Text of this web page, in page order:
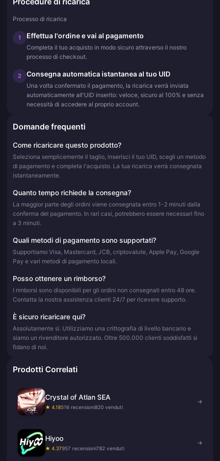
Processo di ricarica
1 Effettua l'ordine e vai al pagamento
Completa il tuo acquisto in modo sicuro attraverso il nostro
processo di checkout.
2 Consegna automatica istantanea al tuo UID
Una volta confermato il pagamento, la ricarica verrà inviata
automaticamente all'UID inserito: veloce, sicuro al 100% e senza
necessità di accedere al proprio account.
Domande frequenti
Come ricaricare questo prodotto?
Seleziona semplicemente il taglio, inserisci il tuo UID, scegli un metodo
di pagamento e completa l'acquisto. La tua ricarica verrà consegnata
istantaneamente.
Quanto tempo richiede la consegna?
La maggior parte degli ordini viene consegnata entro 1-2 minuti dalla
conferma del pagamento. In rari casi, potrebbero essere necessari fino
a 3 minuti.
Quali metodi di pagamento sono supportati?
Supportiamo Visa, Mastercard, JCB, criptovalute, Apple Pay, Google
Pay e vari metodi di pagamento locali.
Posso ottenere un rimborso?
I rimborsi sono disponibili per gli ordini non consegnati entro 48 ore.
Contatta la nostra assistenza clienti 24/7 per ricevere supporto.
È sicuro ricaricare qui?
Assolutamente sì. Utilizziamo una crittografia di livello bancario e
siamo un rivenditore autorizzato. Oltre 500.000 clienti soddisfatti si
fidano di noi.
Prodotti Correlati
Crystal of Atlan SEA
★ 4.18516 recensioni820 venduti
→
Hiyoo
★ 4.37957 recensioni782 venduti
→